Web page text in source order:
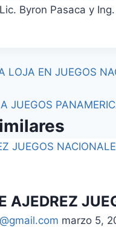
Byron Pasaca y
LOJA EN JUEGOS
JUEGOS
AJEDREZ
marzo 5,